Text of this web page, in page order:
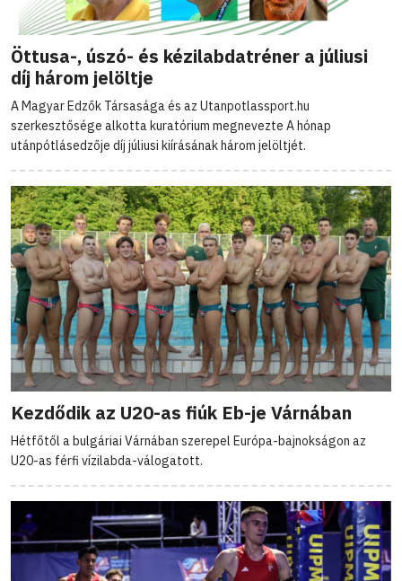
Öttusa-, úszó- és kézilabdatréner a júliusi
díj három jelöltje
A Magyar Edzők Társasága és az Utanpotlassport.hu
szerkesztősége alkotta kuratórium megnevezte A hónap
utánpótlásedzője díj júliusi kiírásának három jelöltjét.
Kezdődik az U20-as fiúk Eb-je Várnában
Hétfőtől a bulgáriai Várnában szerepel Európa-bajnokságon az
U20-as férfi vízilabda-válogatott.